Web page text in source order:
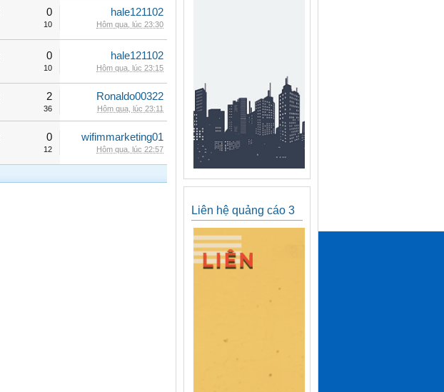
0
10
hale121102
Hôm qua, lúc 23:30
0
10
hale121102
Hôm qua, lúc 23:15
2
36
Ronaldo00322
Hôm qua, lúc 23:11
0
12
wifimmarketing01
Hôm qua, lúc 22:57
Liên hệ quảng cáo 3